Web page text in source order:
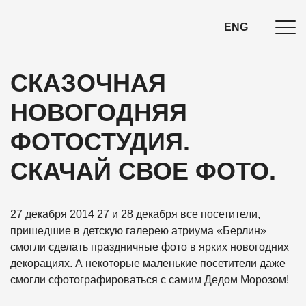
ENG
СКАЗОЧНАЯ
НОВОГОДНЯЯ
ФОТОСТУДИЯ.
СКАЧАЙ СВОЕ ФОТО.
27 декабря 2014 27 и 28 декабря все посетители,
пришедшие в детскую галерею атриума «Берлин»
смогли сделать праздничные фото в ярких новогодних
декорациях. А некоторые маленькие посетители даже
смогли сфотографироваться с самим Дедом Морозом!